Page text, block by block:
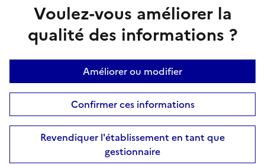
Voulez-vous améliorer la
qualité des informations ?
Améliorer ou modifier
Confirmer ces informations
Revendiquer l'établissement en tant que
gestionnaire